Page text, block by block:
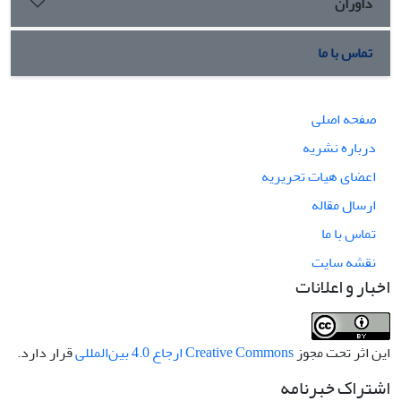
تماس با ما
صفحه اصلی
درباره نشریه
اعضای هیات تحریریه
ارسال مقاله
تماس با ما
نقشه سایت
اخبار و اعلانات
این اثر تحت مجوز Creative Commons ارجاع 4.0 بین‌المللی قرار دارد.
اشتراک خبرنامه